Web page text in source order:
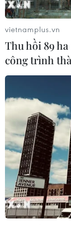
07/08/2026 10:56
Thụy Sĩ khó
thải khí nhà
Bão Dolphin
Nam Nhật Bản,
phải đóng cửa
07/08/2026 09:10
Từ ngày 9/8,
diện rộng ở
vietnamplus.vn
Thu hồi 89
công trình